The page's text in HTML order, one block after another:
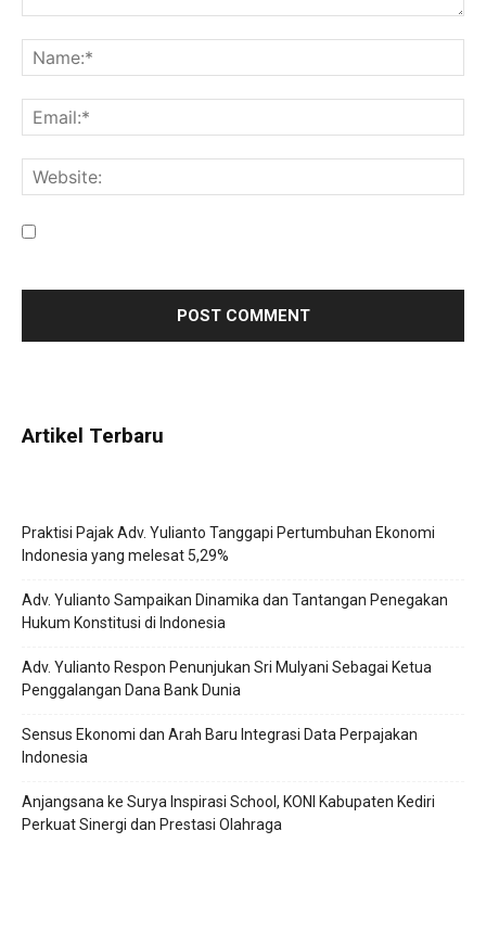
Artikel Terbaru
Praktisi Pajak Adv. Yulianto Tanggapi Pertumbuhan Ekonomi
Indonesia yang melesat 5,29%
Adv. Yulianto Sampaikan Dinamika dan Tantangan Penegakan
Hukum Konstitusi di Indonesia
Adv. Yulianto Respon Penunjukan Sri Mulyani Sebagai Ketua
Penggalangan Dana Bank Dunia
Sensus Ekonomi dan Arah Baru Integrasi Data Perpajakan
Indonesia
Anjangsana ke Surya Inspirasi School, KONI Kabupaten Kediri
Perkuat Sinergi dan Prestasi Olahraga